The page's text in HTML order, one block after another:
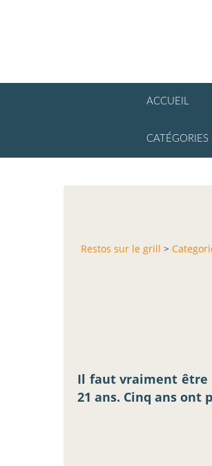
ACCUEIL
CATÉGORIES
Restos sur le grill >
Il faut vraiment être
21 ans. Cinq ans ont